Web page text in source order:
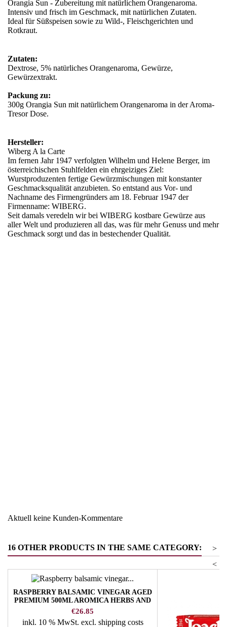
Orangia Sun - Zubereitung mit natürlichem Orangenaroma.
Intensiv und frisch im Geschmack, mit natürlichen Zutaten.
Ideal für Süßspeisen sowie zu Wild-, Fleischgerichten und
Rotkraut.
Zutaten:
Dextrose, 5% natürliches Orangenaroma, Gewürze,
Gewürzextrakt.
Packung zu:
300g Orangia Sun mit natürlichem Orangenaroma in der Aroma-
Tresor Dose.
Hersteller:
Wiberg A la Carte
Im fernen Jahr 1947 verfolgten Wilhelm und Helene Berger, im
österreichischen Stuhlfelden ein ehrgeiziges Ziel:
Wurstproduzenten fertige Gewürzmischungen mit konstanter
Geschmacksqualität anzubieten. So entstand aus Vor- und
Nachname des Firmengründers am 18. Februar 1947 der
Firmenname: WIBERG.
Seit damals veredeln wir bei WIBERG kostbare Gewürze aus
aller Welt und produzieren all das, was für mehr Genuss und mehr
Geschmack sorgt und das in bestechender Qualität.
Aktuell keine Kunden-Kommentare
16 OTHER PRODUCTS IN THE SAME CATEGORY:
>
<
RASPBERRY BALSAMIC VINEGAR AGED
PREMIUM 500ML AROMICA HERBS AND
SPICES
Price
€26.85
inkl. 10 % MwSt. excl. shipping costs